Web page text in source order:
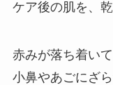
ケア後の肌を、
赤みが落ち着いて
小鼻やあごにざ